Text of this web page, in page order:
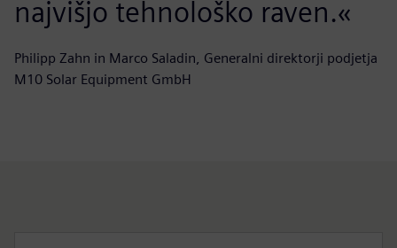
najvišjo tehnološko raven.«
Philipp Zahn in Marco Saladin, Generalni direktorji podjetja
M10 Solar Equipment GmbH